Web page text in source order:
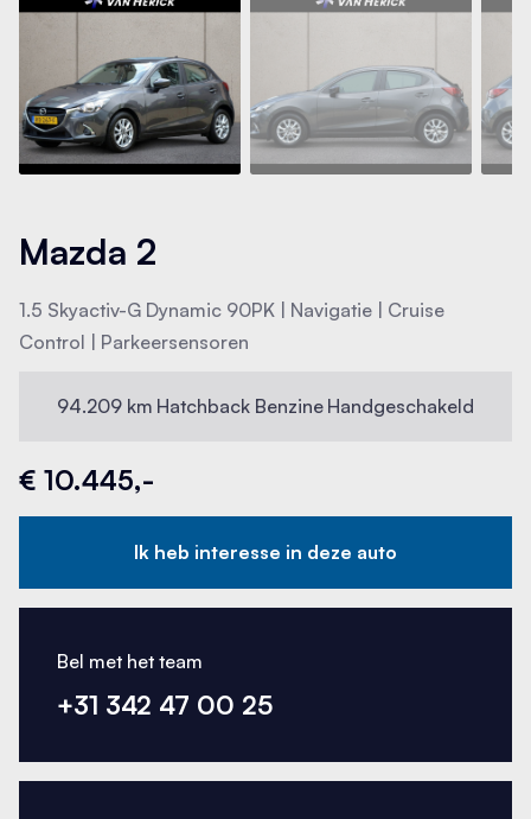
Mazda 2
1.5 Skyactiv-G Dynamic 90PK | Navigatie | Cruise
Control | Parkeersensoren
94.209 km Hatchback Benzine Handgeschakeld
€ 10.445,-
Ik heb interesse in deze auto
Bel met het team
+31 342 47 00 25